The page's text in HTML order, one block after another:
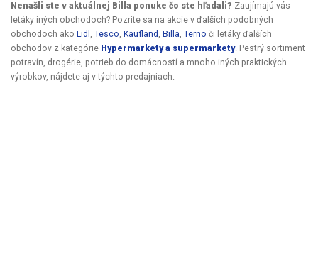
Nenašli ste v aktuálnej Billa ponuke čo ste hľadali? Zaujímajú vás
letáky iných obchodoch? Pozrite sa na akcie v ďalších podobných
obchodoch ako Lidl , Tesco, Kaufland , Billa, Terno či letáky ďalších
obchodov z kategórie Hypermarkety a supermarkety. Pestrý sortiment
potravín, drogérie, potrieb do domácností a mnoho iných praktických
výrobkov, nájdete aj v týchto predajniach.